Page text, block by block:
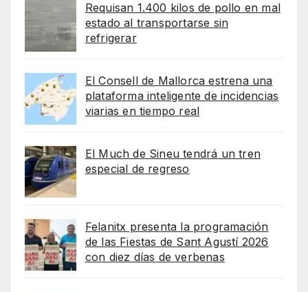
Requisan 1.400 kilos de pollo en mal
estado al transportarse sin
refrigerar
El Consell de Mallorca estrena una
plataforma inteligente de incidencias
viarias en tiempo real
El Much de Sineu tendrá un tren
especial de regreso
Felanitx presenta la programación
de las Fiestas de Sant Agustí 2026
con diez días de verbenas